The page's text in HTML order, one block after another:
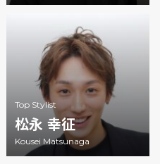
Top Stylist
松永 幸征
Kousei Matsunaga